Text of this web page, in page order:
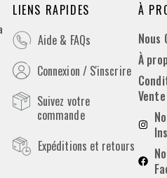
LIENS RAPIDES
Aide & FAQs
Connexion / S'inscrire
Suivez votre
commande
Expéditions et retours
À
Nous
À
Vente